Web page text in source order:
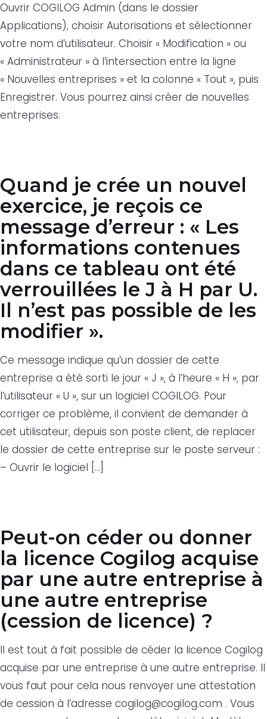
Ouvrir COGILOG Admin (dans le dossier
Applications), choisir Autorisations et sélectionner
votre nom d’utilisateur. Choisir « Modification » ou
« Administrateur » à l’intersection entre la ligne
« Nouvelles entreprises » et la colonne « Tout », puis
Enregistrer. Vous pourrez ainsi créer de nouvelles
entreprises.
Quand je crée un nouvel
exercice, je reçois ce
message d’erreur : « Les
informations contenues
dans ce tableau ont été
verrouillées le J à H par U.
Il n’est pas possible de les
modifier ».
Ce message indique qu’un dossier de cette
entreprise a été sorti le jour « J », à l’heure « H », par
l’utilisateur « U », sur un logiciel COGILOG. Pour
corriger ce problème, il convient de demander à
cet utilisateur, depuis son poste client, de replacer
le dossier de cette entreprise sur le poste serveur :
– Ouvrir le logiciel […]
Peut-on céder ou donner
la licence Cogilog acquise
par une autre entreprise à
une autre entreprise
(cession de licence) ?
Il est tout à fait possible de céder la licence Cogilog
acquise par une entreprise à une autre entreprise. Il
vous faut pour cela nous renvoyer une attestation
de cession à l’adresse cogilog@cogilog.com . Vous